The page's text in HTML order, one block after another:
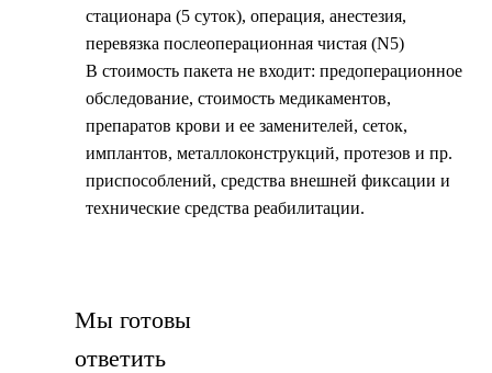
стационара (5 суток), операция, анестезия,
перевязка послеоперационная чистая (N5)
В стоимость пакета не входит: предоперационное
обследование, стоимость медикаментов,
препаратов крови и ее заменителей, сеток,
имплантов, металлоконструкций, протезов и пр.
приспособлений, средства внешней фиксации и
технические средства реабилитации.
Мы готовы
ответить